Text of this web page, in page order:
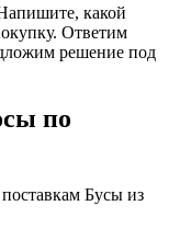
какой
Ответим
решение под
по